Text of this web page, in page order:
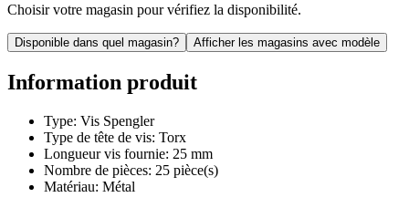
Choisir votre magasin pour vérifiez la disponibilité.
Disponible dans quel magasin? Afficher les magasins avec modèle
Information produit
Type: Vis Spengler
Type de tête de vis: Torx
Longueur vis fournie: 25 mm
Nombre de pièces: 25 pièce(s)
Matériau: Métal